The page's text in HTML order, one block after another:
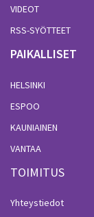
VIDEOT
RSS-SYÖTTEET
PAIKALLISET
HELSINKI
ESPOO
KAUNIAINEN
VANTAA
TOIMITUS
Yhteystiedot